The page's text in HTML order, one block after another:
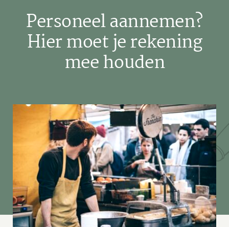
Personeel aannemen?
Hier moet je rekening
mee houden